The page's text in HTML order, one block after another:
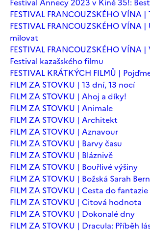
FESTIVAL FRANCOUZSKÉHO VÍNA
FESTIVAL FRANCOUZSKÉHO VÍNA
milovat
FESTIVAL FRANCOUZSKÉHO VÍNA
Festival kazašského filmu
FESTIVAL KRÁTKÝCH FILMŮ |
FILM ZA STOVKU | 13 dní, 13 nocí
FILM ZA STOVKU | Ahoj a díky!
FILM ZA STOVKU | Animale
FILM ZA STOVKU | Architekt
FILM ZA STOVKU | Aznavour
FILM ZA STOVKU | Barvy času
FILM ZA STOVKU | Bláznivě
FILM ZA STOVKU | Bouřlivé výšiny
FILM ZA STOVKU | Božská Sarah
FILM ZA STOVKU | Cesta do fantazie
FILM ZA STOVKU | Citová hodnota
FILM ZA STOVKU | Dokonalé dny
FILM ZA STOVKU | Dracula: Příběh